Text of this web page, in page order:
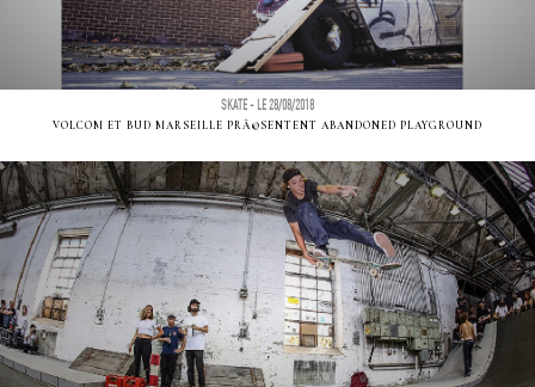
SKATE - LE 28/08/2018
VOLCOM ET BUD MARSEILLE PRÃ©SENTENT ABANDONED PLAYGROUND